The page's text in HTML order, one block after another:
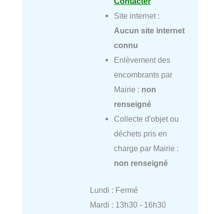
Site internet :
Aucun site internet
connu
Enlèvement des
encombrants par
Mairie : non
renseigné
Collecte d'objet ou
déchets pris en
charge par Mairie :
non renseigné
Lundi : Fermé
Mardi : 13h30 - 16h30